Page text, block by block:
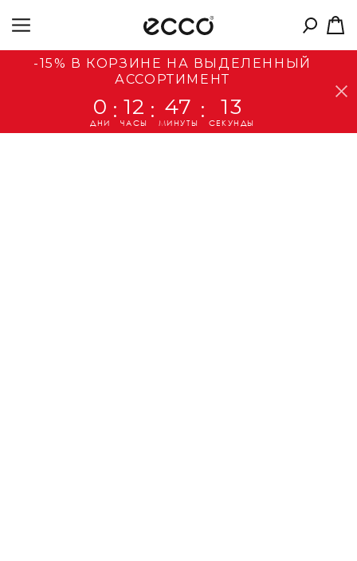
-15% В КОРЗИНЕ НА ВЫДЕЛЕННЫЙ
АССОРТИМЕНТ
0
ДНИ
: 12
ЧАСЫ
: 47
МИНУТЫ
: 13
СЕКУНДЫ